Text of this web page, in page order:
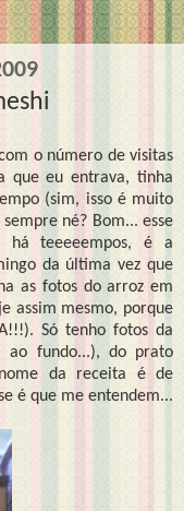
o número de visitas
que eu entrava, tinha
(sim, isso é muito
né? Bom... esse
teeeeempos, é a
da última vez que
as fotos do arroz em
assim mesmo, porque
Só tenho fotos da
ao fundo...), do prato
da receita é de
é que me entendem...